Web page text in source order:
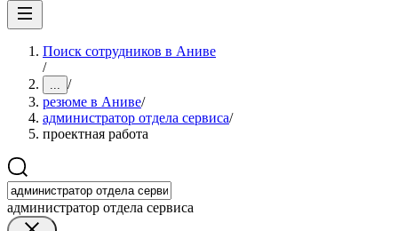
Поиск сотрудников в Аниве
/
... /
резюме в Аниве/
администратор отдела сервиса/
проектная работа
администратор отдела сервиса